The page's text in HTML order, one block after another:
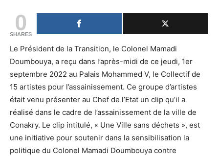
0
SHARES
Le Président de la Transition, le Colonel Mamadi
Doumbouya, a reçu dans l’après-midi de ce jeudi, 1er
septembre 2022 au Palais Mohammed V, le Collectif de
15 artistes pour l’assainissement. Ce groupe d’artistes
était venu présenter au Chef de l’Etat un clip qu’il a
réalisé dans le cadre de l’assainissement de la ville de
Conakry. Le clip intitulé, « Une Ville sans déchets », est
une initiative pour soutenir dans la sensibilisation la
politique du Colonel Mamadi Doumbouya contre